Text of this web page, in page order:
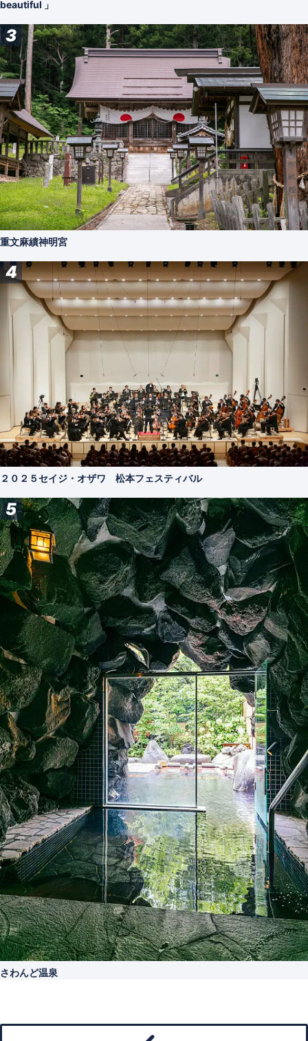
beautiful 」
3
重文麻績神明宮
4
２０２５セイジ・オザワ 松本フェスティバル
5
さわんど温泉